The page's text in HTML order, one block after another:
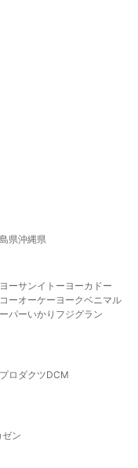
県沖縄県
ーサンイトーヨーカドー
ーオーケー ヨークベニマル
パーいかり フジグラン
ロダクツDCM
ン